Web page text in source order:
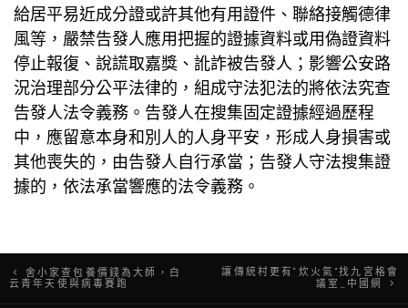
給居平易近成分證或許其他有用證件、聯絡接觸德律
風等，嚴禁告發人應用把握的證據資料或用偽證資料
停止報復、說謊取嘉獎、訛詐被告發人；影響公安路
況治理部分公平法律的，組成守法犯法的將依法究查
告發人法令義務。告發人在搜集固定證據經過歷程
中，應留意本身和別人的人身平安，形成人身損害或
其他喪失的，由告發人自行承當；告發人守法搜集證
據的，依法承當響應的法令義務。
文​舍小家查包養價錢為大師，白
云青年天使與病毒賽跑
讓傳統村更有“炊火氣”找九宮格會
議室_中國網